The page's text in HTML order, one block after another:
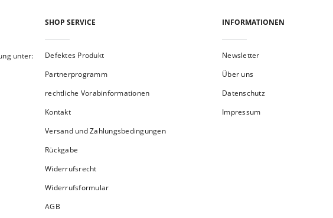
unter:
SHOP SERVICE
Defektes Produkt
Partnerprogramm
rechtliche Vorabinformationen
Kontakt
Versand und Zahlungsbedingungen
Rückgabe
Widerrufsrecht
Widerrufsformular
AGB
INFORMATIONEN
Newsletter
Über uns
Datenschutz
Impressum